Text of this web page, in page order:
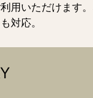
用いただけます
対応。